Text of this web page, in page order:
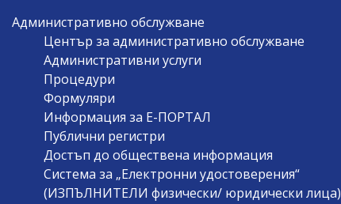
Административно обслужване
Център за административно обслужване
Административни услуги
Процедури
Формуляри
Информация за Е-ПОРТАЛ
Публични регистри
Достъп до обществена информация
Система за „Електронни удостоверения“
(ИЗПЪЛНИТЕЛИ физически/ юридически лица)